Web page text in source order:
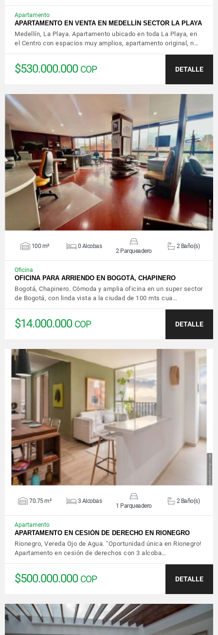
Apartamento
APARTAMENTO EN VENTA EN MEDELLÍN SECTOR LA PLAYA
Medellín, La Playa. Apartamento ubicado en toda La Playa, en
el Centro con espacios muy amplios, apartamento original, n…
$530.000.000 COP DETALLE
VER DETALLES
100 m² 0 Alcobas
2 Parqueadero
2 Baño(s)
Oficina
OFICINA PARA ARRIENDO EN BOGOTÁ, CHAPINERO
Bogotá, Chapinero. Cómoda y amplia oficina en un super sector
de Bogotá, con linda vista a la ciudad de 100 mts cua…
$14.000.000 COP DETALLE
VER DETALLES
70.75 m² 3 Alcobas
1 Parqueadero
2 Baño(s)
Apartamento
APARTAMENTO EN CESIÓN DE DERECHO EN RIONEGRO
Rionegro, Vereda Ojo de Agua. "Oportunidad única en Rionegro!
Apartamento en cesión de derechos con 3 alcoba…
$500.000.000 COP DETALLE